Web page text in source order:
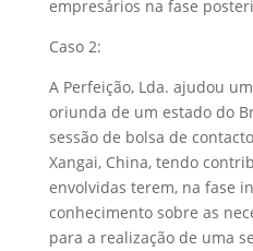
empresários na fase
Caso 2:
A Perfeição, Lda. ajudou
oriunda de um estado do
sessão de bolsa de
Xangai, China, tendo
envolvidas terem, na fase
conhecimento sobre as
para a realização de uma